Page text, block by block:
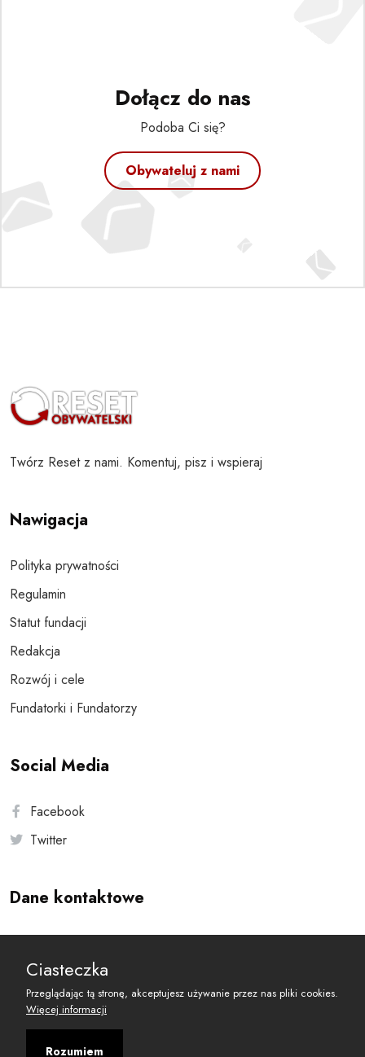
Dołącz do nas
Podoba Ci się?
Obywateluj z nami
Twórz Reset z nami. Komentuj, pisz i wspieraj
Nawigacja
Polityka prywatności
Regulamin
Statut fundacji
Redakcja
Rozwój i cele
Fundatorki i Fundatorzy
Social Media
Facebook
Twitter
Dane kontaktowe
reset@resetobywatelski.pl
Ciasteczka
Przeglądając tą stronę, akceptujesz używanie przez nas pliki cookies.
Więcej informacji
Rozumiem